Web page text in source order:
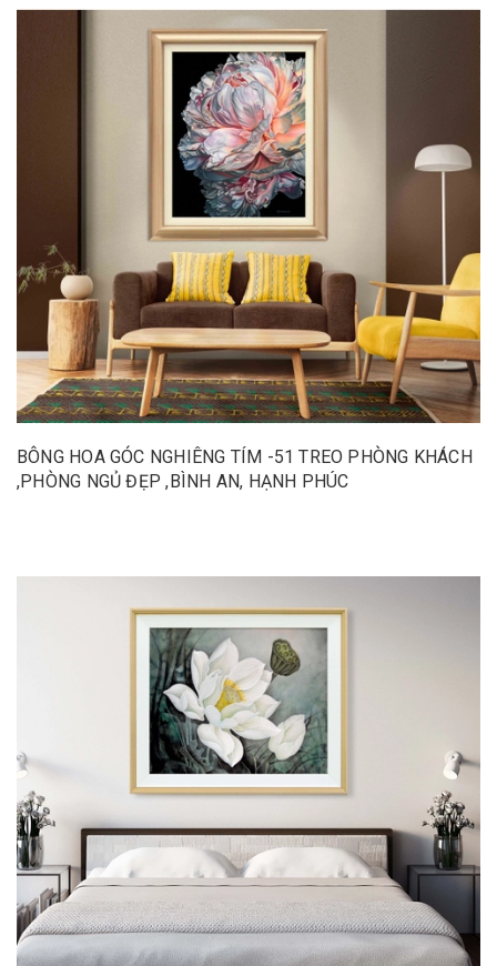
BÔNG HOA GÓC NGHIÊNG TÍM -51 TREO PHÒNG KHÁCH
,PHÒNG NGỦ ĐẸP ,BÌNH AN, HẠNH PHÚC